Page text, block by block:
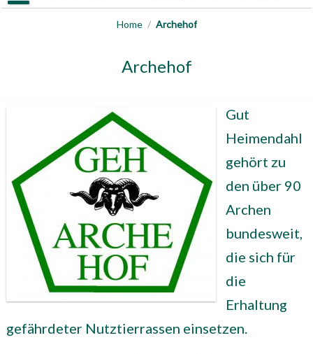
Home / Archehof
Archehof
Gut
Heimendahl
gehört zu
den über 90
Archen
bundesweit,
die sich für
die
Erhaltung
gefährdeter Nutztierrassen einsetzen.